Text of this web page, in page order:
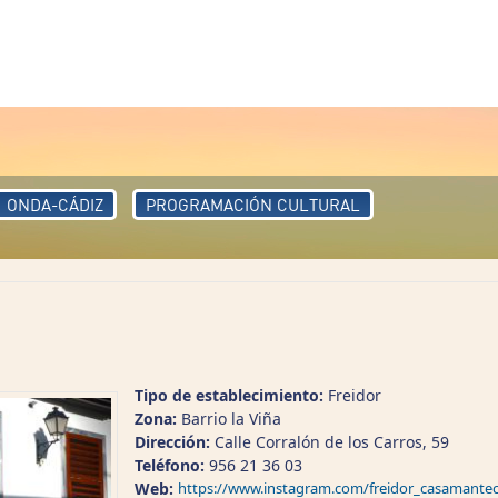
ONDA-CÁDIZ PROGRAMACIÓN CULTURAL
Tipo de establecimiento: Freidor
Zona: Barrio la Viña
Dirección: Calle Corralón de los Carros, 59
Teléfono: 956 21 36 03
Web: https://www.instagram.com/